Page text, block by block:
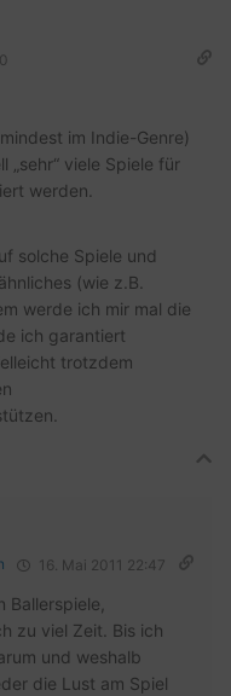
im Indie-Genre)
viele Spiele für
werden.
solche Spiele und
(wie z.B.
werde ich mir mal die
ich garantiert
trotzdem
16. Mai 2011 22:47
zu viel Zeit. Bis ich
und weshalb
die Lust am Spiel